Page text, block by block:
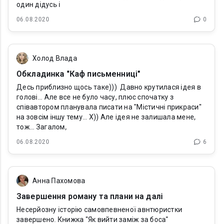
один дідусь і
06.08.2020 0
Холод Влада
Обкладинка "Каф письменниці"
Десь приблизно щось таке))) Давно крутилася ідея в
голові... Але все не було часу, плюс спочатку з
співавтором планувала писати на "Містичні прикраси"
на зовсім іншу тему... Х)) Але ідея не залишала мене,
тож... Загалом,
06.08.2020 6
Анна Пахомова
Завершення роману та плани на далі
Несерйозну історію самовпевненої авнтюристки
завершено. Книжка "Як вийти заміж за боса"